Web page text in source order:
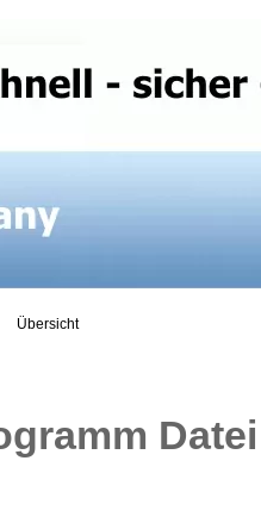
to
content
Übersicht
Datei